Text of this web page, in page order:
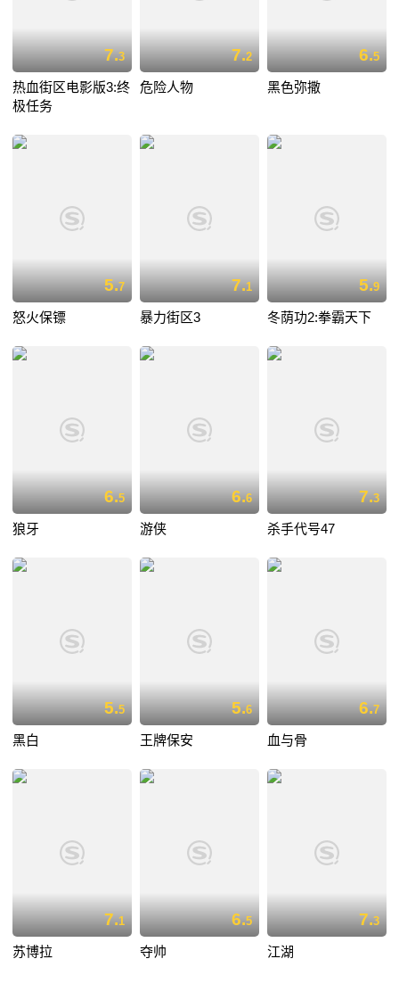
7.3
热血街区电影版3:终
极任务
7.2
危险人物
6.5
黑色弥撒
5.7
怒火保镖
7.1
暴力街区3
5.9
冬荫功2:拳霸天下
6.5
狼牙
6.6
游侠
7.3
杀手代号47
5.5
黑白
5.6
王牌保安
6.7
血与骨
7.1
苏博拉
6.5
夺帅
7.3
江湖